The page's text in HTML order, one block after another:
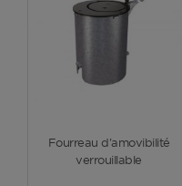
Voir plus
Fourreau d'amovibilité
verrouillable